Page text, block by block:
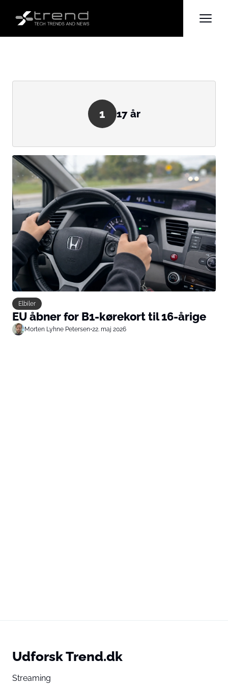
1 17 år
Elbiler
EU åbner for B1-kørekort til 16-årige
Morten Lyhne Petersen•22. maj 2026
Udforsk Trend.dk
Streaming